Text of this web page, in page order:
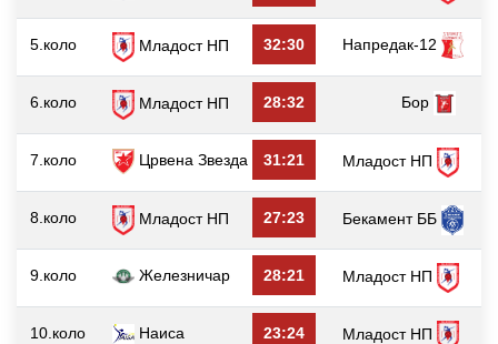
5.коло Младост НП 32:30 Напредак-12
6.коло Младост НП 28:32 Бор
7.коло Црвена Звезда 31:21 Младост НП
8.коло Младост НП 27:23 Бекамент ББ
9.коло Железничар 28:21 Младост НП
10.коло Наиса 23:24 Младост НП